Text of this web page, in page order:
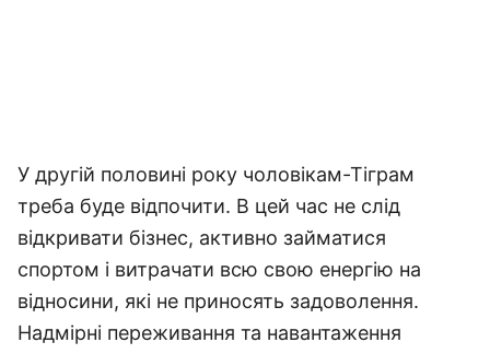
У другій половині року чоловікам-Тіграм
треба буде відпочити. В цей час не слід
відкривати бізнес, активно займатися
спортом і витрачати всю свою енергію на
відносини, які не приносять задоволення.
Надмірні переживання та навантаження